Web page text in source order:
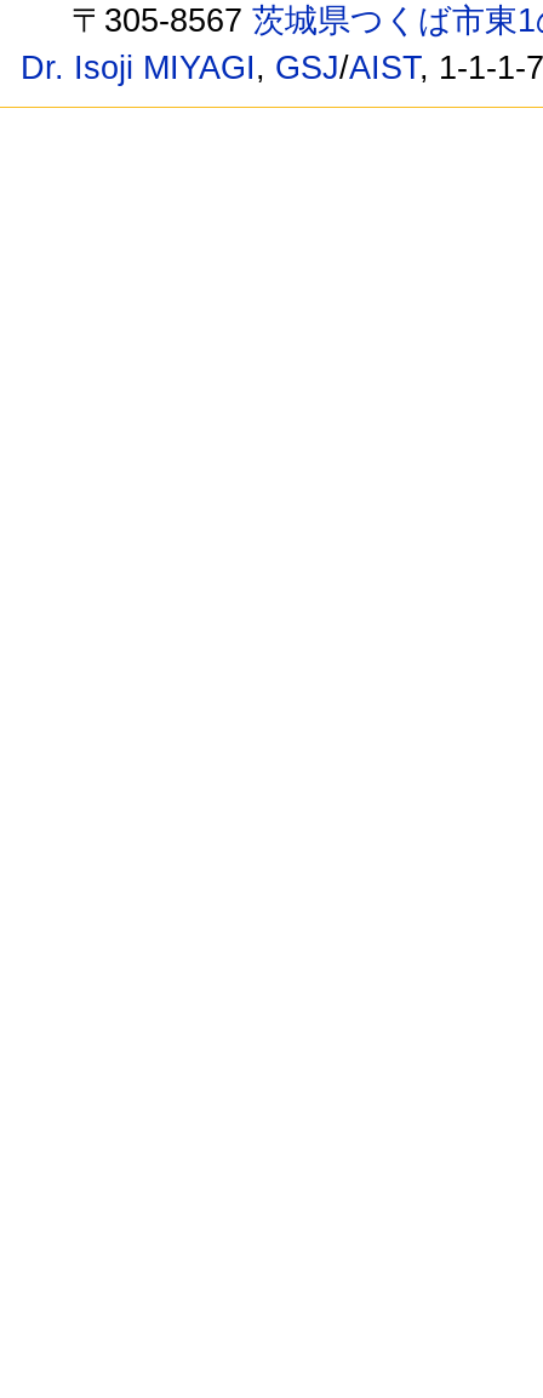
〒305-8567茨城県つくば市東
Dr. Isoji MIYAGI, GSJ/AIST, 1-1-1-